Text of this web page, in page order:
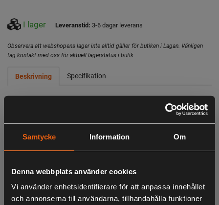
Samtycke Information Om
Denna webbplats använder cookies
Vi använder enhetsidentifierare för att anpassa innehållet
och annonserna till användarna, tillhandahålla funktioner
I lager Leveranstid: 3-6 dagar leverans
Observera att webshopens lager inte alltid gäller för butiken i Lagan. Vänligen
tag kontakt med oss för aktuell lagerstatus i butik
Beskrivning Specifikation
Stödhandtaget kan vridas 360° och gör det möjligt att
använda slagborrmaskinen i valfri vinkel. Den låga vikten
och kraftiga greppet med variabel hastighet och reversibel
gång gör den ännu lättare att använda. Oavsett sig du
borrar i trä eller betong klarar den här slagborrmaskinen
metallchuck med automatiskt spindellås gör den mycket
lättanvänd.